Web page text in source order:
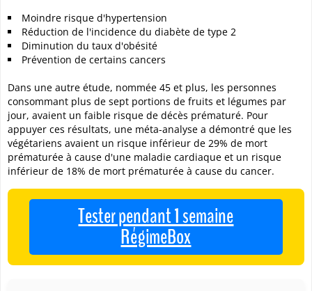
Moindre risque d'hypertension
Réduction de l'incidence du diabète de type 2
Diminution du taux d'obésité
Prévention de certains cancers
Dans une autre étude, nommée 45 et plus, les personnes
consommant plus de sept portions de fruits et légumes par
jour, avaient un faible risque de décès prématuré. Pour
appuyer ces résultats, une méta-analyse a démontré que les
végétariens avaient un risque inférieur de 29% de mort
prématurée à cause d'une maladie cardiaque et un risque
inférieur de 18% de mort prématurée à cause du cancer.
Tester pendant 1 semaine
RégimeBox